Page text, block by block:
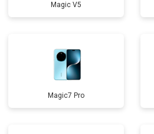
Magic V5
Magic7 Pro